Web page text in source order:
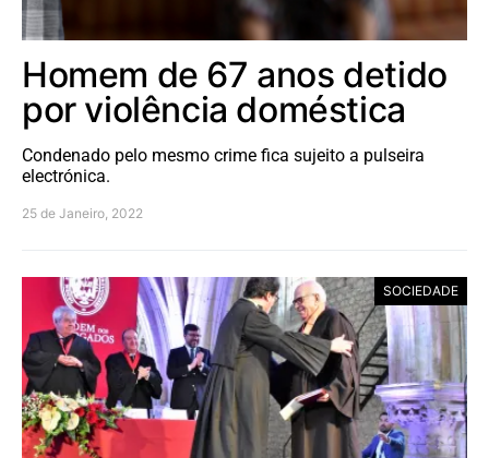
Homem de 67 anos detido
por violência doméstica
Condenado pelo mesmo crime fica sujeito a pulseira
electrónica.
25 de Janeiro, 2022
SOCIEDADE